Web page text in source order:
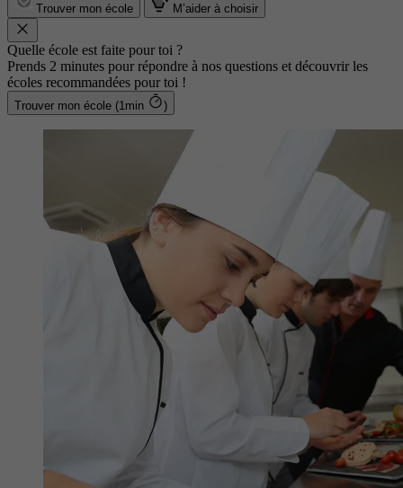
Trouver mon école M’aider à choisir
Quelle école est faite pour toi ?
Prends 2 minutes pour répondre à nos questions et découvrir les
écoles recommandées pour toi !
Trouver mon école (1min )